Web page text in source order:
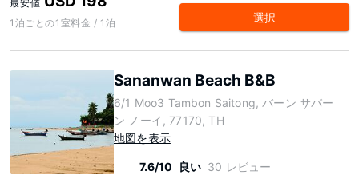
最安値
1泊ごとの1室料金 / 1泊 選択
Sananwan Beach B&B
6/1 Moo3 Tambon Saitong, バーン サパー
ン ノーイ, 77170, TH
地図を表示
7.6/10 良い 30 レビュー